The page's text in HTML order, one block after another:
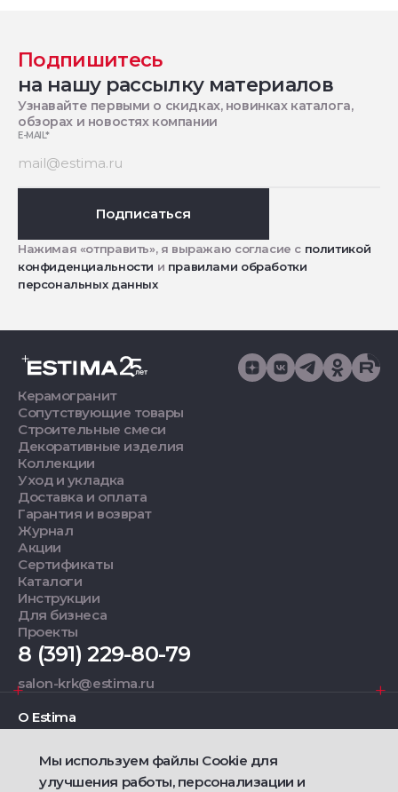
Подпишитесь
на нашу рассылку материалов
Узнавайте первыми о скидках, новинках каталога,
обзорах и новостях компании
E-MAIL*
Подписаться
Нажимая «отправить», я выражаю согласие с политикой
конфиденциальности и правилами обработки
персональных данных
Керамогранит
Сопутствующие товары
Строительные смеси
Декоративные изделия
Коллекции
Уход и укладка
Доставка и оплата
Гарантия и возврат
Журнал
Акции
Сертификаты
Каталоги
Инструкции
Для бизнеса
Проекты
8 (391) 229-80-79
salon-krk@estima.ru
О Estima
Дизайнерам
Мы используем файлы Cookie для
улучшения работы, персонализации и